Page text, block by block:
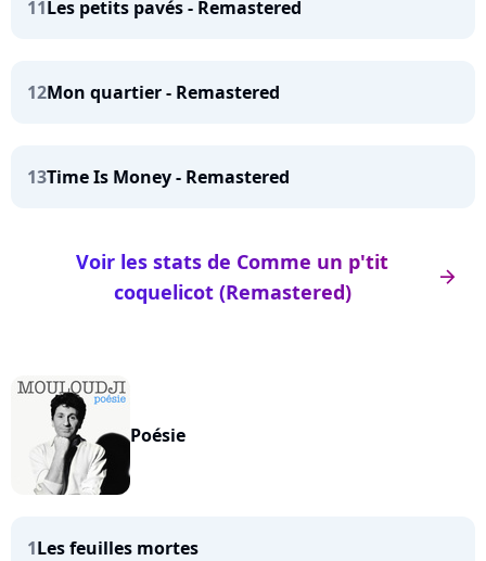
11Les petits pavés - Remastered
12Mon quartier - Remastered
13Time Is Money - Remastered
arrow_right
Voir les stats de Comme un p'tit
coquelicot (Remastered)
Poésie
1Les feuilles mortes